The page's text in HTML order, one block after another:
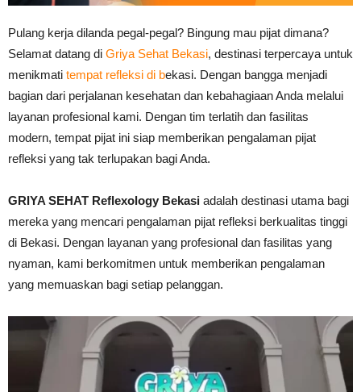
Pulang kerja dilanda pegal-pegal? Bingung mau pijat dimana?
Selamat datang di Griya Sehat Bekasi, destinasi terpercaya untuk
menikmati tempat refleksi di bekasi. Dengan bangga menjadi
bagian dari perjalanan kesehatan dan kebahagiaan Anda melalui
layanan profesional kami. Dengan tim terlatih dan fasilitas
modern, tempat pijat ini siap memberikan pengalaman pijat
refleksi yang tak terlupakan bagi Anda.
GRIYA SEHAT Reflexology Bekasi adalah destinasi utama bagi
mereka yang mencari pengalaman pijat refleksi berkualitas tinggi
di Bekasi. Dengan layanan yang profesional dan fasilitas yang
nyaman, kami berkomitmen untuk memberikan pengalaman
yang memuaskan bagi setiap pelanggan.